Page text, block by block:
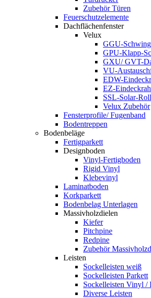
Zubehör Türen
Feuerschutzelemente
Dachflächenfenster
Velux
GGU-
GPU-Klapp-
GXU/ GVT-
VU-
EDW-
EZ-
SSL-Solar-
Velux Zubehör
Fensterprofile/ Fugenband
Bodentreppen
Bodenbeläge
Fertigparkett
Designboden
Vinyl-Fertigboden
Rigid Vinyl
Klebevinyl
Laminatboden
Korkparkett
Bodenbelag Unterlagen
Massivholzdielen
Kiefer
Pitchpine
Redpine
Zubehör
Leisten
Sockelleisten weiß
Sockelleisten Parkett
Sockelleisten Vinyl /
Diverse Leisten